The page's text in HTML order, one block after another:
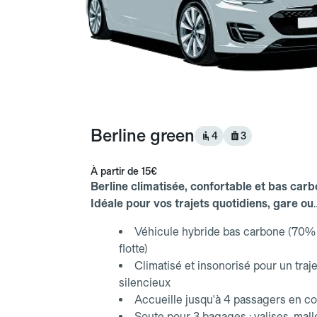
Berline green 4 3
À partir de 15€
Berline climatisée, confortable et bas
Idéale pour vos trajets quotidiens, gare ou
Véhicule hybride bas carbone
flotte)
Climatisé et insonorisé pour un
silencieux
Accueille jusqu'à 4 passagers en